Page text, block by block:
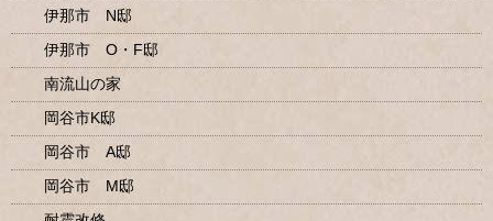
伊那市 N邸
伊那市 O・F邸
南流山の家
岡谷市K邸
岡谷市 A邸
岡谷市 M邸